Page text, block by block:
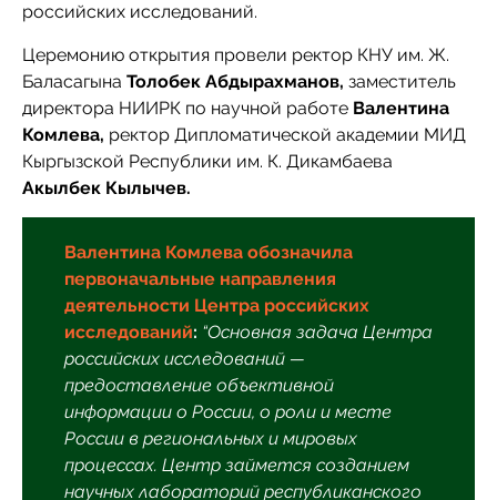
российских исследований.
Церемонию открытия провели ректор КНУ им. Ж.
Баласагына Толобек Абдырахманов, заместитель
директора НИИРК по научной работе Валентина
Комлева, ректор Дипломатической академии МИД
Кыргызской Республики им. К. Дикамбаева
Акылбек Кылычев.
Валентина Комлева обозначила
первоначальные направления
деятельности Центра российских
исследований: “Основная задача Центра
российских исследований —
предоставление объективной
информации о России, о роли и месте
России в региональных и мировых
процессах. Центр займется созданием
научных лабораторий республиканского